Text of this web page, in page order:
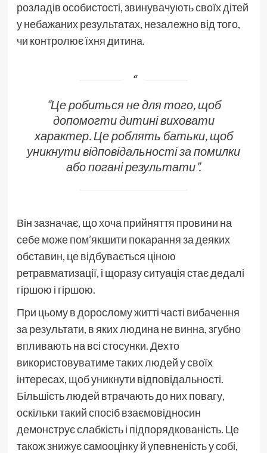
розладів особистості, звинувачують своїх дітей
у небажаних результатах, незалежно від того,
чи контролює їхня дитина.
“Це робиться не для того, щоб
допомогти дитині виховати
характер. Це роблять батьки, щоб
уникнути відповідальності за помилки
або погані результати”.
Він зазначає, що хоча прийняття провини на
себе може пом’якшити покарання за деяких
обставин, це відбувається ціною
ретравматизації, і щоразу ситуація стає дедалі
гіршою і гіршою.
При цьому в дорослому житті часті вибачення
за результати, в яких людина не винна, згубно
впливають на всі стосунки. Дехто
використовуватиме таких людей у своїх
інтересах, щоб уникнути відповідальності.
Більшість людей втрачають до них повагу,
оскільки такий спосіб взаємовідносин
демонструє слабкість і підпорядкованість. Це
також знижує самооцінку й упевненість у собі,